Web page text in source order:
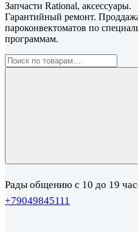
Запчасти Rational, аксессуары.
Гарантийный ремонт.
пароконвектоматов по
программам.
Рады общению с 10 до 19
+79049845111